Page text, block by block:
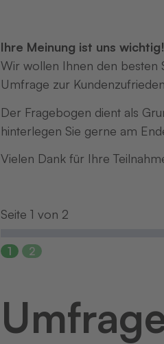
Ihre Meinung ist uns wichtig!
Wir wollen Ihnen den besten
Umfrage zur
Der Fragebogen dient als
hinterlegen Sie gerne am
Vielen Dank für Ihre
Seite 1 von 2
1 2